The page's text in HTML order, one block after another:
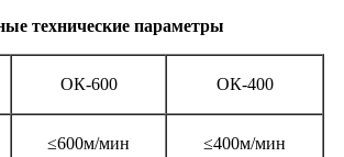
технические параметры
ОК-600
ОК-400
≤600м/мин ≤400м/мин